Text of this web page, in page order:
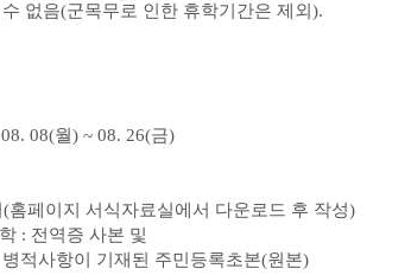
없음(군목무로 인한 휴학기간은 제외).
08(월) ~ 08. 26(금)
(홈페이지 서식자료실에서 다운로드 후 작성)
: 전역증 사본 및
병적사항이 기재된 주민등록초본(원본)